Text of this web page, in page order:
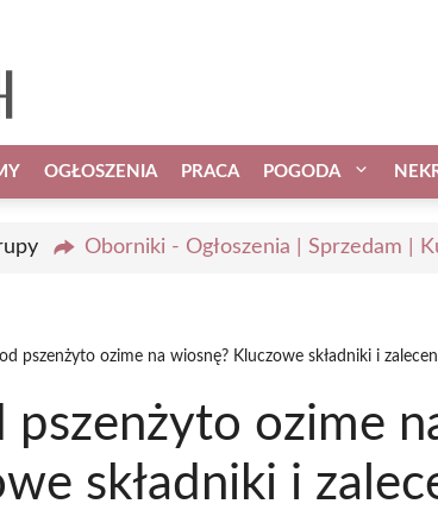
OGŁOSZENIA PRACA POGODA
Oborniki - Ogłoszenia | Sprzedam |
pszenżyto ozime na wiosnę? Kluczowe składniki i
pszenżyto ozime
składniki i